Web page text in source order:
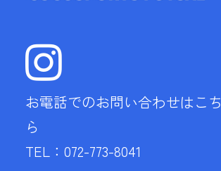
お電話でのお問い合わせはこち
ら
TEL：072-773-8041